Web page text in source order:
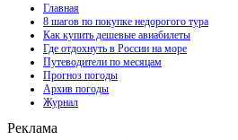
Главная
8 шагов по покупке недорогого тура
Как купить дешевые авиабилеты
Где отдохнуть в России на море
Путеводители по месяцам
Прогноз погоды
Архив погоды
Журнал
Реклама